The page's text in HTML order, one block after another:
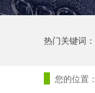
热门关键词：
您的位置：